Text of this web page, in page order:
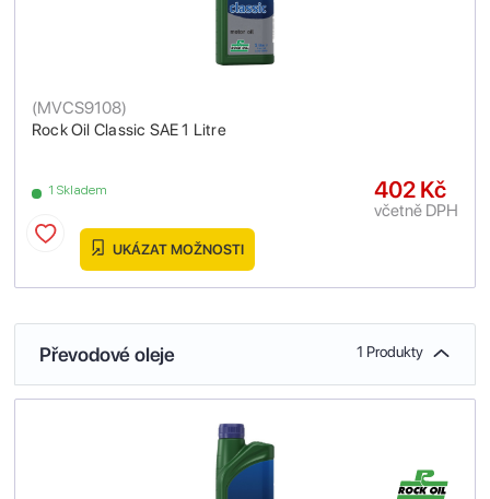
Rock Oil Classic SAE 1 Litre
(MVCS9108)
1 Skladem 402 Kč
včetně DPH
UKÁZAT MOŽNOSTI
Převodové oleje 1 Produkty